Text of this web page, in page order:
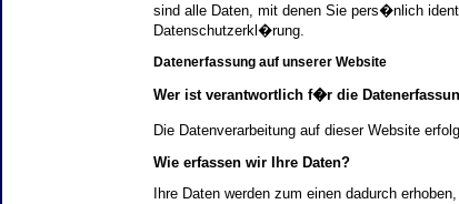
sind alle Daten, mit denen Sie pers�nlich
Datenschutzerkl�rung.
Datenerfassung auf unserer Website
Wer ist verantwortlich f�r die
Die Datenverarbeitung auf dieser Website
Wie erfassen wir Ihre Daten?
Ihre Daten werden zum einen dadurch